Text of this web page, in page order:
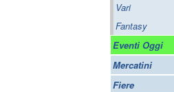
Vari
Fantasy
Eventi Oggi
Mercatini
Fiere